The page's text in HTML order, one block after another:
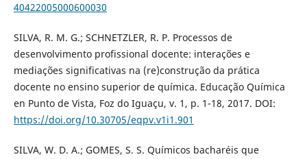
40422005000600030
SILVA, R. M. G.; SCHNETZLER, R. P. Processos de
desenvolvimento profissional docente: interações e
mediações significativas na (re)construção da prática
docente no ensino superior de química. Educação Química
en Punto de Vista, Foz do Iguaçu, v. 1, p. 1-18, 2017. DOI:
https://doi.org/10.30705/eqpv.v1i1.901
SILVA, W. D. A.; GOMES, S. S. Químicos bacharéis que